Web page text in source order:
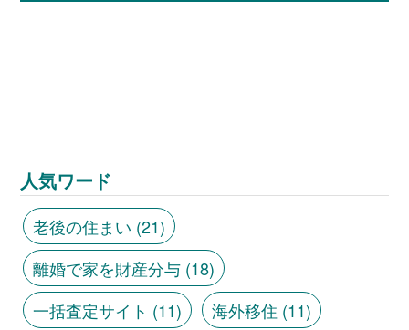
人気ワード
老後の住まい (21)
離婚で家を財産分与(18)
一括査定サイト (11) 海外移住 (11)